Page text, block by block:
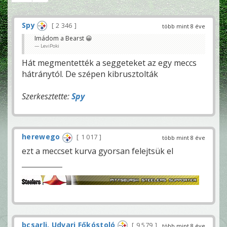
több mint 8 éve
Spy
2 346
Imádom a Bearst 😀
LeviPoki
Hát megmentették a seggeteket az egy meccs
hátránytól. De szépen kibrusztolták
Szerkesztette:Spy
több mint 8 éve
herewego 1 017
ezt a meccset kurva gyorsan felejtsük el
több mint 8 éve
bcsarli, Udvari Főkóstoló 9 579